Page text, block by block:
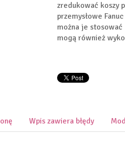
zredukować koszy
przemysłowe
można je
mogą również
Wpis zawiera błędy